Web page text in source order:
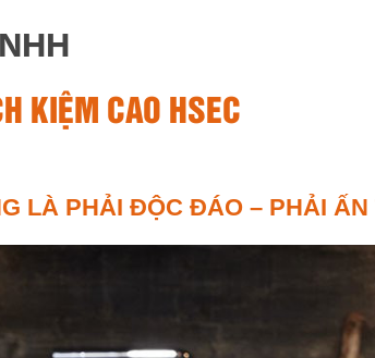
KIỆM CAO HSEC
LÀ PHẢI ĐỘC ĐÁO – PHẢI